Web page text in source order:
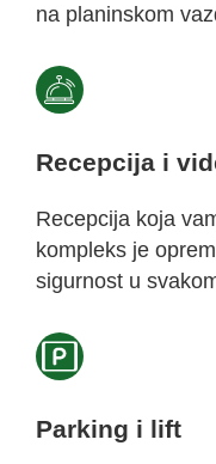
na planinskom
Recepcija i
Recepcija koja
kompleks je
sigurnost u
Parking i lift